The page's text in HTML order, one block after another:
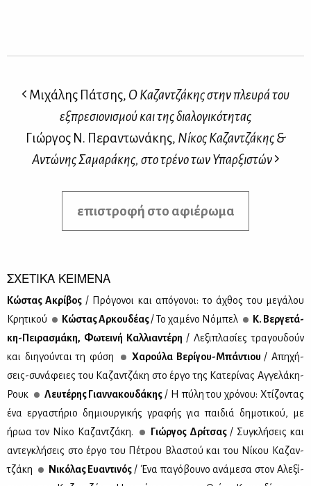
Μιχάλης Πάτσης, Ο Καζαντζάκης στην πλευρά του
εξπρεσιονισμού και της διαλογικότητας
Γιώργος Ν. Περαντωνάκης, Νίκος Καζαντζάκης &
Αντώνης Σαμαράκης, στο τρένο των Υπαρξιστών
επιστροφή στο αφιέρωμα
ΣΧΕΤΙΚΑ ΚΕΙΜΕΝΑ
Κώ­στας Ακρί­βος / Πρό­γο­νοι και από­γο­νοι: το άχθος του με­γά­λου
Κρη­τι­κού
Κώ­στας Αρ­κου­δέ­ας/ Το χα­μέ­νο Νό­μπελ
Κ. Βερ­γε­τά­
κη-Πει­ρα­σμά­κη, Φω­τει­νή Καλ­λια­ντέ­ρη / Λε­ξι­πλα­σί­ες τρα­γου­δούν
και δι­η­γού­νται τη φύ­ση
Χα­ρού­λα Βε­ρί­γου-Μπά­ντιου/ Απη­χή­
σεις-συ­νά­φειες του Κα­ζαν­τζά­κη στο έρ­γο της Κα­τε­ρί­νας Αγ­γε­λά­κη-
Ρουκ
Λευ­τέ­ρης Γιαν­να­κου­δά­κης/ Η πύ­λη του χρό­νου: Χτί­ζο­ντας
ένα ερ­γα­στή­ριο δη­μιουρ­γι­κής γρα­φής για παι­διά δη­μο­τι­κού, με
ήρωα τον Νί­κο Κα­ζαν­τζά­κη.
Γιώρ­γος Δρί­τσας / Συ­γκλή­σεις και
αντε­γκλή­σεις στο έρ­γο του Πέ­τρου Βλα­στού και του Νί­κου Κα­ζαν­
τζά­κη
Νι­κό­λας Ευα­ντι­νός/ Ένα πα­γό­βου­νο ανά­με­σα στον Αλε­ξί­